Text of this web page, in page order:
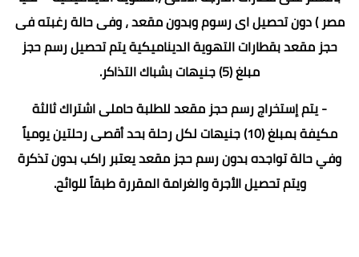
مصر ) دون تحصيل اى رسوم وبدون مقعد ، وفى حالة رغبته فى
حجز مقعد بقطارات التهوية الديناميكية يتم تحصيل رسم حجز
مبلغ (5) جنيهات بشباك التذاكر.
- يتم إستخراج رسم حجز مقعد للطلبة حاملى اشتراك ثالثة
مكيفة بمبلغ (10) جنيهات لكل رحلة بحد أقصى رحلتين يومياً
وفي حالة تواجده بدون رسم حجز مقعد يعتبر راكب بدون تذكرة
ويتم تحصيل الأجرة والغرامة المقررة طبقاً للوائح.